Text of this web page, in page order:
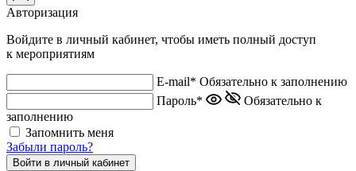
Авторизация
Войдите в личный кабинет, чтобы иметь полный доступ
к мероприятиям
E-mail* Обязательно к заполнению
Пароль*
Обязательно к
заполнению
Запомнить меня
Забыли пароль?